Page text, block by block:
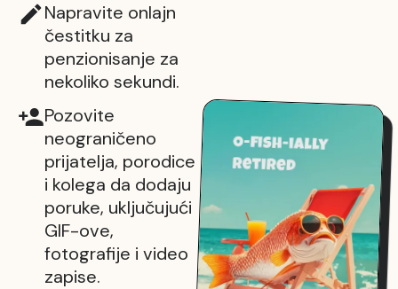
Napravite onlajn
čestitku za
penzionisanje za
nekoliko sekundi.
Pozovite
neograničeno
prijatelja, porodice
i kolega da dodaju
poruke, uključujući
GIF-ove,
fotografije i video
zapise.